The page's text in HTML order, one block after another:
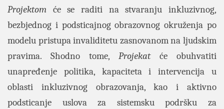
Projektom će se raditi na stvaranju inkluzivnog,
bezbjednog i podsticajnog obrazovnog okruženja po
modelu pristupa invaliditetu zasnovanom na ljudskim
pravima. Shodno tome, Projekatće obuhvatiti
unapređenje politika, kapaciteta i intervencija u
oblasti inkluzivnog obrazovanja, kao i aktivno
podsticanje uslova za sistemsku podršku za